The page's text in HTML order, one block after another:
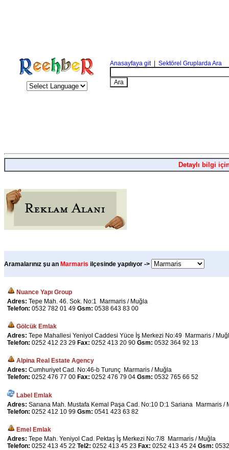
Anasayfaya git| Sektörel Gruplarda Ara
Detaylı bilgi
Aramalarınız şu an Marmaris ilçesinde yapılıyor ->
Nuance Yapı Group
Adres: Tepe Mah. 46. Sok. No:1 Marmaris / Muğla
Telefon: 0532 782 01 49 Gsm: 0538 643 83 00
Gölcük Emlak
Adres: Tepe Mahallesi Yeniyol Caddesi Yüce İş Merkezi No:49 Marmaris /
Telefon: 0252 412 23 29 Fax: 0252 413 20 90 Gsm: 0532 364 92 13
Alpina Real Estate Agency
Adres: Cumhuriyet Cad. No:46-b Turunç Marmaris / Muğla
Telefon: 0252 476 77 00 Fax: 0252 476 79 04 Gsm: 0532 765 66 52
Label Emlak
Adres: Sarıana Mah. Mustafa Kemal Paşa Cad. No:10 D:1 Sariana Marmaris /
Telefon: 0252 412 10 99 Gsm: 0541 423 63 82
Emel Emlak
Adres: Tepe Mah. Yeniyol Cad. Pektaş İş Merkezi No:7/8 Marmaris / Muğla
Telefon: 0252 413 45 22 Tel2: 0252 413 45 23 Fax: 0252 413 45 24 Gsm: